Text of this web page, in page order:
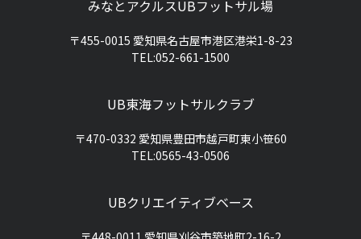
みなとアクルスUBフットサル場
〒455-0015 愛知県名古屋市港区港栄1-8-23
TEL:052-661-1500
UB東海フットサルクラブ
〒470-0332 愛知県豊田市越戸町東小笹60
TEL:0565-43-0506
UBクリエイティブベース